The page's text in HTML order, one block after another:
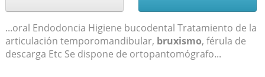
...oral Endodoncia Higiene bucodental Tratamiento de la
articulación temporomandibular, bruxismo, férula de
descarga Etc Se dispone de ortopantomógrafo...